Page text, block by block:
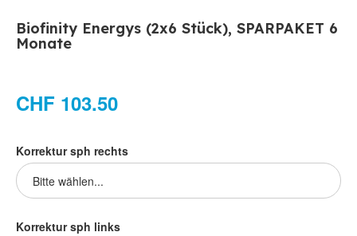
Biofinity Energys (2x6 Stück), SPARPAKET 6
Monate
CHF 103.50
Korrektur sph rechts
Korrektur sph links